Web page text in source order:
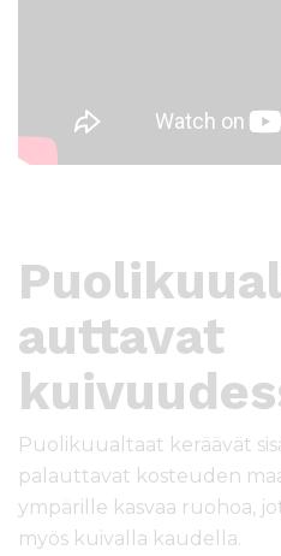
auttavat
Puolikuualtaat keräävät
palauttavat kosteuden
ympärille kasvaa ruohoa,
myös kuivalla kaudella.